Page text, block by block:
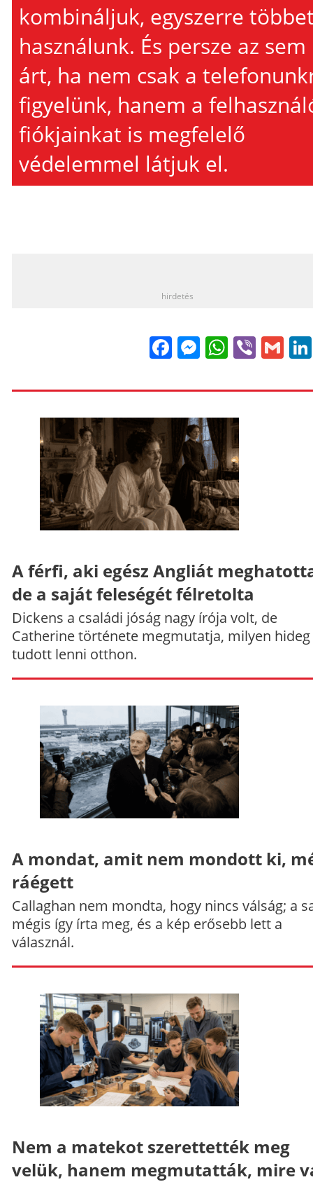
kombináljuk, egyszerre
használunk. És persze az sem
árt, ha nem csak a
figyelünk, hanem a
fiókjainkat is megfelelő
védelemmel látjuk el.
hirdetés
FacebookViber
A férfi, aki egész Angliát
de a saját feleségét félretolta
Dickens a családi jóság nagy írója volt, de
Catherine története megmutatja, milyen hideg
tudott lenni otthon.
A mondat, amit nem mondott ki,
ráégett
Callaghan nem mondta, hogy nincs válság; a
mégis így írta meg, és a kép erősebb lett a
válasznál.
Nem a matekot szerettették meg
velük, hanem megmutatták, mire